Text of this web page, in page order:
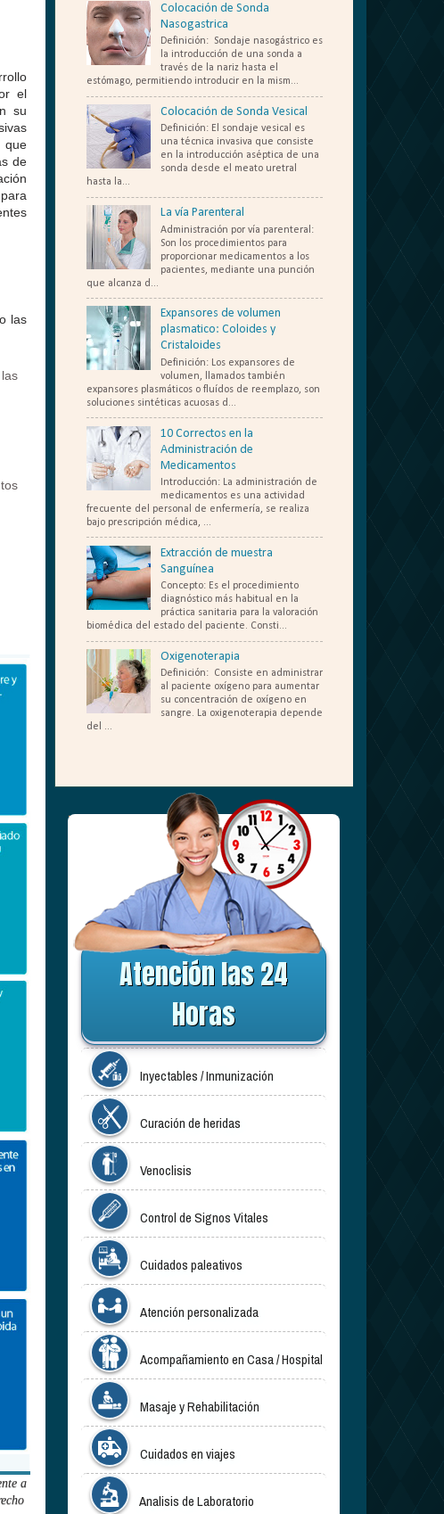
el
su
que
de
las
a
Colocación de Sonda
Nasogastrica
Definición: Sondaje nasogástrico es
la introducción de una sonda a
través de la nariz hasta el
estómago, permitiendo introducir en la mism...
Colocación de Sonda Vesical
Definición: El sondaje vesical es
una técnica invasiva que consiste
en la introducción aséptica de una
sonda desde el meato uretral
hasta la...
La vía Parenteral
Administración por vía parenteral:
Son los procedimientos para
proporcionar medicamentos a los
pacientes, mediante una punción
que alcanza d...
Expansores de volumen
plasmatico: Coloides y
Cristaloides
Definición: Los expansores de
volumen, llamados también
expansores plasmáticos o fluídos de reemplazo, son
soluciones sintéticas acuosas d...
10 Correctos en la
Administración de
Medicamentos
Introducción: La administración de
medicamentos es una actividad
frecuente del personal de enfermería, se realiza
bajo prescripción médica, ...
Extracción de muestra
Sanguínea
Concepto: Es el procedimiento
diagnóstico más habitual en la
práctica sanitaria para la valoración
biomédica del estado del paciente. Consti...
Oxigenoterapia
Definición: Consiste en administrar
al paciente oxígeno para aumentar
su concentración de oxígeno en
sangre. La oxigenoterapia depende
del ...
....
Atención las 24
Horas
Inyectables / Inmunización
Curación de heridas
Venoclisis
Control de Signos Vitales
Cuidados paleativos
Atención personalizada
Acompañamiento en Casa / Hospital
Masaje y Rehabilitación
Cuidados en viajes
Analisis de Laboratorio